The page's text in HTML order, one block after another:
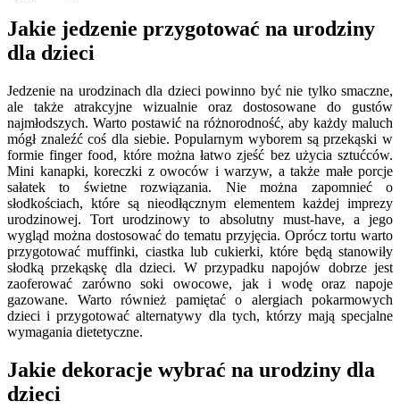
Jakie jedzenie przygotować na urodziny
dla dzieci
Jedzenie na urodzinach dla dzieci powinno być nie tylko smaczne,
ale także atrakcyjne wizualnie oraz dostosowane do gustów
najmłodszych. Warto postawić na różnorodność, aby każdy maluch
mógł znaleźć coś dla siebie. Popularnym wyborem są przekąski w
formie finger food, które można łatwo zjeść bez użycia sztućców.
Mini kanapki, koreczki z owoców i warzyw, a także małe porcje
sałatek to świetne rozwiązania. Nie można zapomnieć o
słodkościach, które są nieodłącznym elementem każdej imprezy
urodzinowej. Tort urodzinowy to absolutny must-have, a jego
wygląd można dostosować do tematu przyjęcia. Oprócz tortu warto
przygotować muffinki, ciastka lub cukierki, które będą stanowiły
słodką przekąskę dla dzieci. W przypadku napojów dobrze jest
zaoferować zarówno soki owocowe, jak i wodę oraz napoje
gazowane. Warto również pamiętać o alergiach pokarmowych
dzieci i przygotować alternatywy dla tych, którzy mają specjalne
wymagania dietetyczne.
Jakie dekoracje wybrać na urodziny dla
dzieci